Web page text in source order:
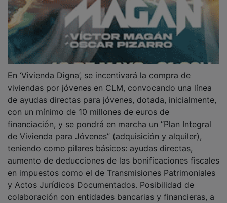
En ‘Vivienda Digna’, se incentivará la compra de
viviendas por jóvenes en CLM, convocando una línea
de ayudas directas para jóvenes, dotada, inicialmente,
con un mínimo de 10 millones de euros de
financiación, y se pondrá en marcha un “Plan Integral
de Vivienda para Jóvenes” (adquisición y alquiler),
teniendo como pilares básicos: ayudas directas,
aumento de deducciones de las bonificaciones fiscales
en impuestos como el de Transmisiones Patrimoniales
y Actos Jurídicos Documentados. Posibilidad de
colaboración con entidades bancarias y financieras, a